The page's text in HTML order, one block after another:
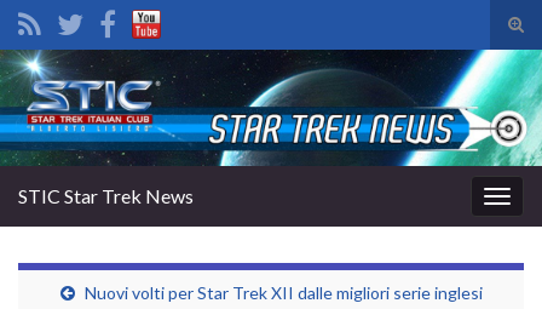
il
di
Search for:
la
STIC Star Trek News
Nuovi volti per Star Trek XII dalle migliori serie inglesi